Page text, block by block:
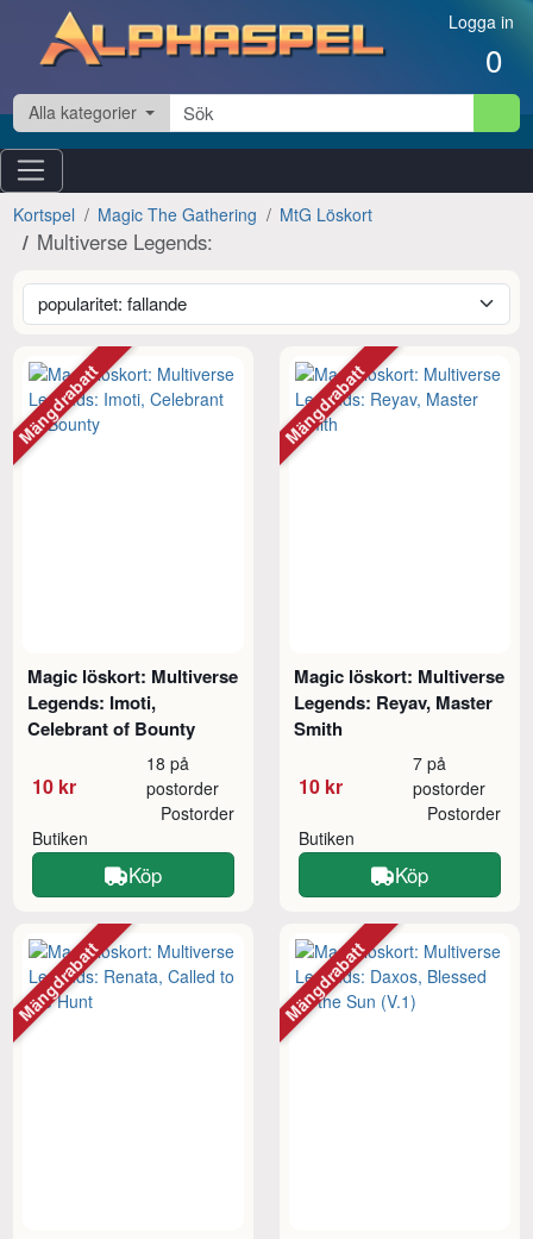
Hoppa till innehåll Logga in
0
Alla kategorier
Kortspel Magic The Gathering MtG Löskort
Multiverse Legends:
Magic löskort: Multiverse
Legends: Imoti,
Celebrant of Bounty
10 kr
18 på
postorder
Butiken
Postorder
Köp
Mängdrabatt
Magic löskort: Multiverse
Legends: Reyav, Master
Smith
10 kr
7 på
postorder
Butiken
Postorder
Köp
Mängdrabatt
Mängdrabatt Mängdrabatt